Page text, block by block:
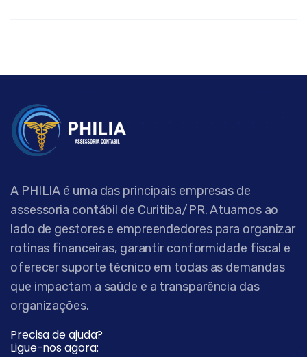
A PHILIA é uma das principais empresas de
assessoria contábil de Curitiba/PR. Atuamos ao
lado de gestores e empreendedores para organizar
rotinas financeiras, garantir conformidade fiscal e
oferecer suporte técnico em todas as demandas
que impactam a saúde e a transparência das
organizações.
Precisa de ajuda?
Ligue-nos agora: